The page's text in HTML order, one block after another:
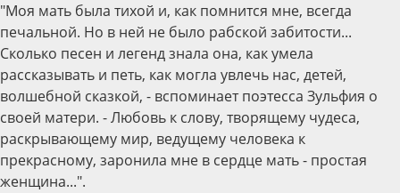
"Моя мать была тихой и, как помнится мне, всегда
печальной. Но в ней не было рабской забитости...
Сколько песен и легенд знала она, как умела
рассказывать и петь, как могла увлечь нас, детей,
волшебной сказкой, - вспоминает поэтесса Зульфия о
своей матери. - Любовь к слову, творящему чудеса,
раскрывающему мир, ведущему человека к
прекрасному, заронила мне в сердце мать - простая
женщина...".